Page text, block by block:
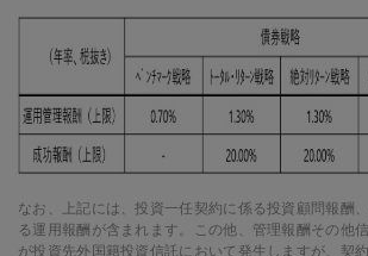
なお、上記には、投資一任契約に係る投資顧問報酬
る運用報酬が含まれます。この他、管理報酬その他
が投資先外国籍投資信託において発生しますが、契